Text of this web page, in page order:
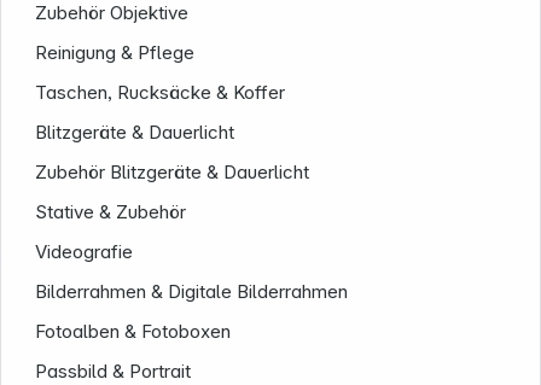
Zubehör Objektive
Reinigung & Pflege
Taschen, Rucksäcke & Koffer
Blitzgeräte & Dauerlicht
Zubehör Blitzgeräte & Dauerlicht
Stative & Zubehör
Videografie
Bilderrahmen & Digitale Bilderrahmen
Fotoalben & Fotoboxen
Passbild & Portrait
Unternehmen